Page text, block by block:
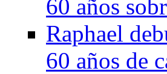
60 años
Raphael
60 años de